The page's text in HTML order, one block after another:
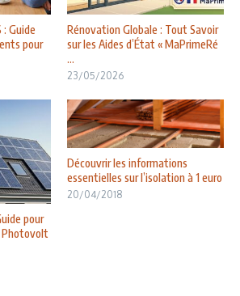
Guide
pour
Rénovation Globale : Tout Savoir
sur les Aides d’État « MaPrimeRé
...
23/05/2026
pour
Photovolt
Découvrir les informations
essentielles sur l’isolation à 1 euro
20/04/2018